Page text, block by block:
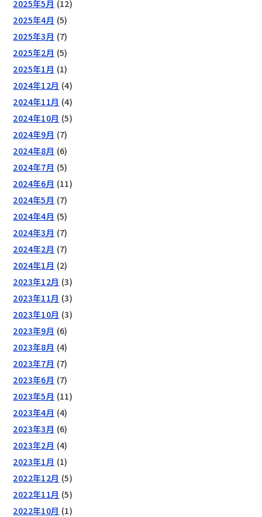
2025年5月 (12)
2025年4月 (5)
2025年3月 (7)
2025年2月 (5)
2025年1月 (1)
2024年12月 (4)
2024年11月 (4)
2024年10月 (5)
2024年9月 (7)
2024年8月 (6)
2024年7月 (5)
2024年6月 (11)
2024年5月 (7)
2024年4月 (5)
2024年3月 (7)
2024年2月 (7)
2024年1月 (2)
2023年12月 (3)
2023年11月 (3)
2023年10月 (3)
2023年9月 (6)
2023年8月 (4)
2023年7月 (7)
2023年6月 (7)
2023年5月 (11)
2023年4月 (4)
2023年3月 (6)
2023年2月 (4)
2023年1月 (1)
2022年12月 (5)
2022年11月 (5)
2022年10月 (1)